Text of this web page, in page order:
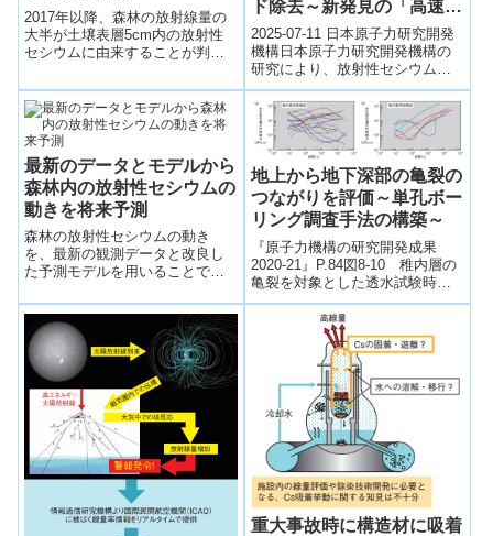
2017年以降、森林の放射線量の
大半が土壌表層5cm内の放射性
セシウムに由来することが判明
機構【発表のポイント】 森林
は...
ド除去～新発見の「高速イ
オン交換」現象～
2025-07-11 日本原子力研究開発
機構日本原子力研究開発機構の
研究により、放射性セシウムを
含む汚染土壌に塩化ナトリウム
を加え、真空中で800℃の熱処理
を行...
最新のデータとモデルから
森林内の放射性セシウムの
動きを将来予測
森林の放射性セシウムの動き
を、最新の観測データと改良し
た予測モデルを用いることで、
布と木材中の濃度について、そ
の変化を長期予測した。
地上から地下深部の亀裂の
つながりを評価～単孔ボー
リング調査手法の構築～
『原子力機構の研究開発成果
2020-21』P.84図8-10 稚内層の
亀裂を対象とした透水試験時の
水圧変化（10 本のボーリング孔
における計 32 ヶ所の試験結...
重大事故時に構造材に吸着